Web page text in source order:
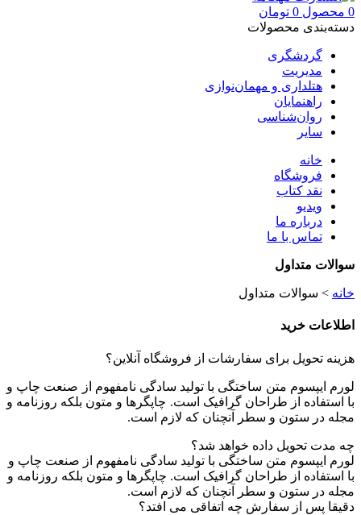
0 محصول 0 تومان
دسته‌بندی محصولات
گردشگری
مدیریت
هتلداری و مهمان‌نوازی
راهنمایان
روان‌شناسی
سایر
خانه
فروشگاه
نقد کتاب
ویدیو
درباره‌ ما
تماس با ما
سوالات متداول
خانه > سوالات متداول
اطلاعات خرید
هزینه تحویل برای سفارشات از فروشگاه آنلاین؟
لورم ایپسوم متن ساختگی با تولید سادگی نامفهوم از صنعت چاپ و
با استفاده از طراحان گرافیک است. چاپگرها و متون بلکه روزنامه و
مجله در ستون و سطر آنچنان که لازم است.
چه مدت تحویل داده خواهد شد؟
لورم ایپسوم متن ساختگی با تولید سادگی نامفهوم از صنعت چاپ و
با استفاده از طراحان گرافیک است. چاپگرها و متون بلکه روزنامه و
مجله در ستون و سطر آنچنان که لازم است.
دقیقا پس از سفارش چه اتفاقی می افتد؟